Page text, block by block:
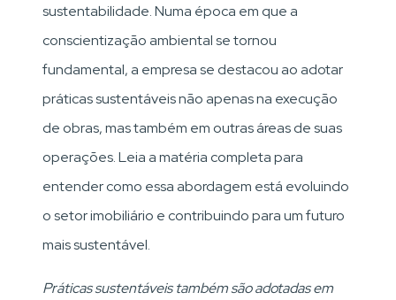
sustentabilidade. Numa época em que a
conscientização ambiental se tornou
fundamental, a empresa se destacou ao adotar
práticas sustentáveis ​​não apenas na execução
de obras, mas também em outras áreas de suas
operações. Leia a matéria completa para
entender como essa abordagem está evoluindo
o setor imobiliário e contribuindo para um futuro
mais sustentável.
Práticas sustentáveis também são adotadas em